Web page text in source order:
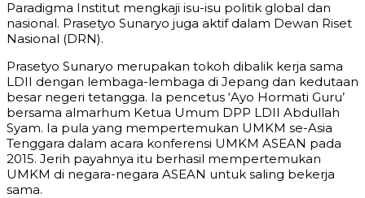
Paradigma Institut mengkaji isu-isu politik global dan
nasional. Prasetyo Sunaryo juga aktif dalam Dewan Riset
Nasional (DRN).
Prasetyo Sunaryo merupakan tokoh dibalik kerja sama
LDII dengan lembaga-lembaga di Jepang dan kedutaan
besar negeri tetangga. Ia pencetus ‘Ayo Hormati Guru’
bersama almarhum Ketua Umum DPP LDII Abdullah
Syam. Ia pula yang mempertemukan UMKM se-Asia
Tenggara dalam acara konferensi UMKM ASEAN pada
2015. Jerih payahnya itu berhasil mempertemukan
UMKM di negara-negara ASEAN untuk saling bekerja
sama.